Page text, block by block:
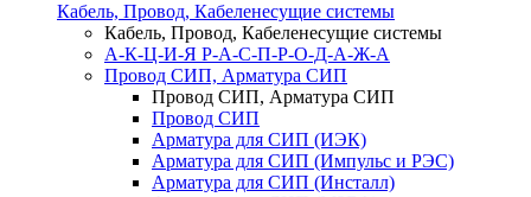
Кабель, Провод, Кабеленесущие системы
Кабель, Провод, Кабеленесущие системы
А-К-Ц-И-Я Р-А-С-П-Р-О-Д-А-Ж-А
Провод СИП, Арматура СИП
Провод СИП, Арматура СИП
Провод СИП
Арматура для СИП (ИЭК)
Арматура для СИП (Импульс и РЭС)
Арматура для СИП (Инсталл)